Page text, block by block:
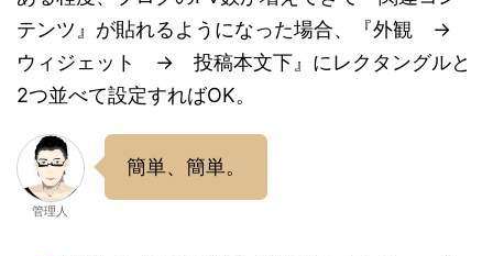
テンツ』が貼れるようになった場合、『外観 →
ウィジェット → 投稿本文下』にレクタングルと
2つ並べて設定すればOK。
管理人
簡単、簡単。